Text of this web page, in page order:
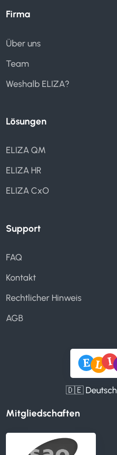
Firma
Über uns
Team
Weshalb ELIZA?
Lösungen
ELIZA QM
ELIZA HR
ELIZA CxO
Support
FAQ
Kontakt
Rechtlicher Hinweis
AGB
🇩🇪
Mitgliedschaften